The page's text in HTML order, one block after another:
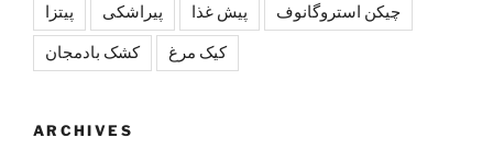
پیتزا پیراشکی پیش غذا چیکن استروگانوف
کشک بادمجان کیک مرغ
ARCHIVES